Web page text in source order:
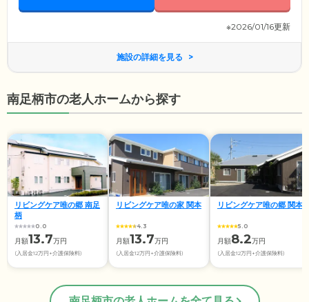
を行っています。
※2026/01/16更新
施設の詳細を見る
南足柄市の老人ホームから探す
リビングケア唯の郷 南足
柄
0.0
月額13.7万円
(入居金12万円+介護保険料)
リビングケア唯の家 関本
4.3
月額13.7万円
(入居金12万円+介護保険料)
リビングケア唯の郷 関本
5.0
月額8.2万円
(入居金12万円+介護保険料)